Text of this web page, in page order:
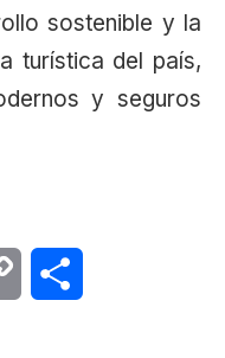
sostenible y la
turística del país,
y seguros
Copy